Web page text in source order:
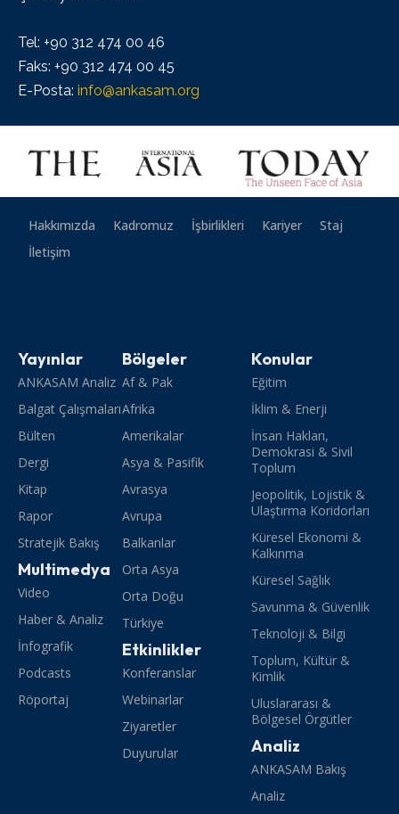
Tel: +90 312 474 00 46
Faks: +90 312 474 00 45
E-Posta: info@ankasam.org
Hakkımızda Kadromuz İşbirlikleri Kariyer
Staj
İletişim
Yayınlar
ANKASAM Analiz
Balgat Çalışmaları
Bülten
Dergi
Kitap
Rapor
Stratejik Bakış
Multimedya
Video
Haber & Analiz
İnfografik
Podcasts
Röportaj
Bölgeler
Af & Pak
Afrika
Amerikalar
Asya & Pasifik
Avrasya
Avrupa
Balkanlar
Orta Asya
Orta Doğu
Türkiye
Etkinlikler
Konferanslar
Webinarlar
Ziyaretler
Duyurular
Konular
Eğitim
İklim & Enerji
İnsan Hakları,
Demokrasi & Sivil
Toplum
Jeopolitik, Lojistik &
Ulaştırma Koridorları
Küresel Ekonomi &
Kalkınma
Küresel Sağlık
Savunma & Güvenlik
Teknoloji & Bilgi
Toplum, Kültür &
Kimlik
Uluslararası &
Bölgesel Örgütler
Analiz
ANKASAM Bakış
Analiz